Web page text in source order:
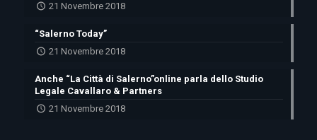
21 Novembre 2018
“Salerno Today”
21 Novembre 2018
Anche “La Città di Salerno”online parla dello Studio
Legale Cavallaro & Partners
21 Novembre 2018